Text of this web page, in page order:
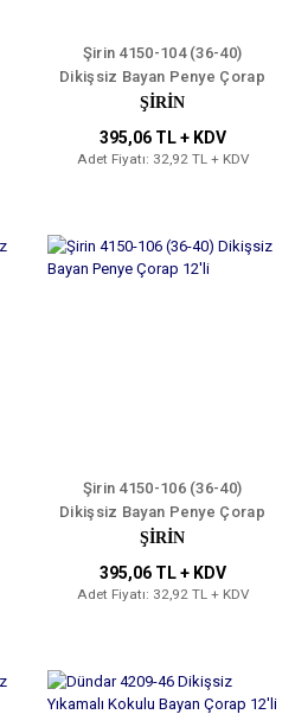
Şirin 4150-104 (36-40)
Dikişsiz Bayan Penye Çorap
12'li
ŞİRİN
395,06 TL + KDV
Adet Fiyatı: 32,92 TL + KDV
Şirin 4150-106 (36-40)
Dikişsiz Bayan Penye Çorap
12'li
ŞİRİN
395,06 TL + KDV
Adet Fiyatı: 32,92 TL + KDV